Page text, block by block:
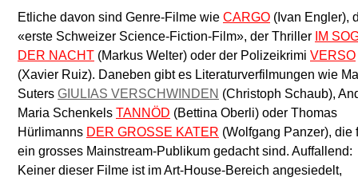
Etliche davon sind Genre-Filme wie CARGO (Ivan Engler),
«erste Schweizer Science-Fiction-Film», der Thriller IM
DER NACHT (Markus Welter) oder der Polizeikrimi VERSO
(Xavier Ruiz). Daneben gibt es Literaturverfilmungen wie
Suters GIULIAS VERSCHWINDEN (Christoph Schaub),
Maria Schenkels TANNÖD (Bettina Oberli) oder Thomas
Hürlimanns DER GROSSE KATER (Wolfgang Panzer), die
ein grosses Mainstream-Publikum gedacht sind. Auffallend:
Keiner dieser Filme ist im Art-House-Bereich angesiedelt,